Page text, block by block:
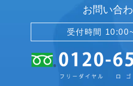
お問い合
受付時間